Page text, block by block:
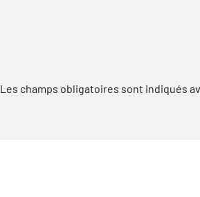
Les champs obligatoires sont indiqués